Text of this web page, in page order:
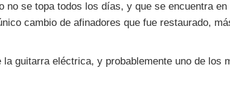
no se topa todos los días, y que se encuentra en
cambio de afinadores que fue restaurado,
guitarra eléctrica, y probablemente uno de los